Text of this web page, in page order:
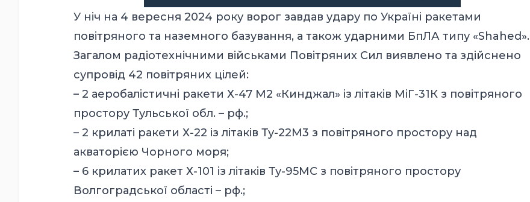
У ніч на 4 вересня 2024 року ворог завдав удару по Україні ракетами
повітряного та наземного базування, а також ударними БпЛА типу «Shahed».
Загалом радіотехнічними військами Повітряних Сил виявлено та здійснено
супровід 42 повітряних цілей:
– 2 аеробалістичні ракети Х-47 М2 «Кинджал» із літаків МіГ-31К з повітряного
простору Тульської обл. – рф.;
– 2 крилаті ракети Х-22 із літаків Ту-22М3 з повітряного простору над
акваторією Чорного моря;
– 6 крилатих ракет Х-101 із літаків Ту-95МС з повітряного простору
Волгоградської області – рф.;